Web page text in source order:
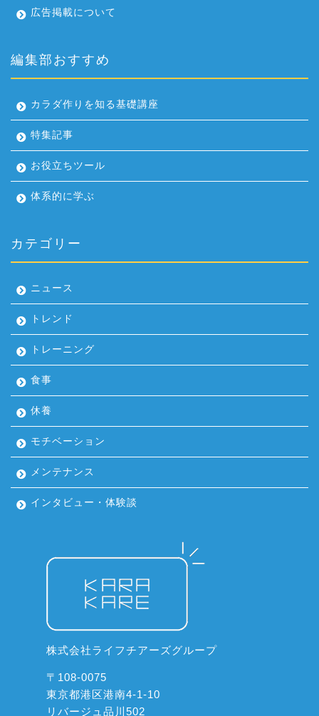
広告掲載について
編集部おすすめ
カラダ作りを知る基礎講座
特集記事
お役立ちツール
体系的に学ぶ
カテゴリー
ニュース
トレンド
トレーニング
食事
休養
モチベーション
メンテナンス
インタビュー・体験談
株式会社ライフチアーズグループ
〒108-0075
東京都港区港南4-1-10
リバージュ品川502